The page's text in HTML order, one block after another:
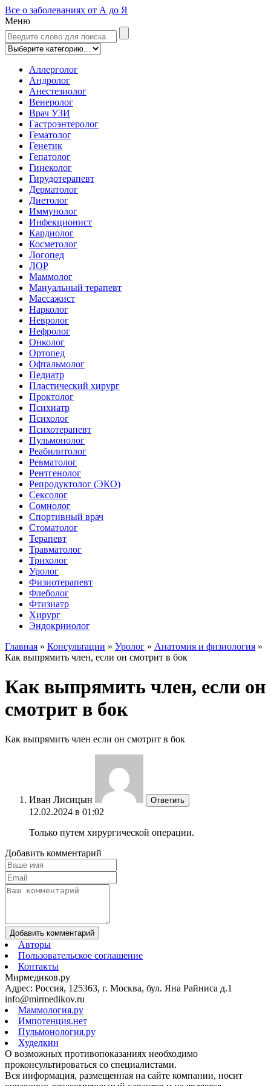
Все о заболеваниях от А до Я
Меню
Аллерголог
Андролог
Анестезиолог
Венеролог
Врач УЗИ
Гастроэнтеролог
Гематолог
Генетик
Гепатолог
Гинеколог
Гирудотерапевт
Дерматолог
Диетолог
Иммунолог
Инфекционист
Кардиолог
Косметолог
Логопед
ЛОР
Маммолог
Мануальный терапевт
Массажист
Нарколог
Невролог
Нефролог
Онколог
Ортопед
Офтальмолог
Педиатр
Пластический хирург
Проктолог
Психиатр
Психолог
Психотерапевт
Пульмонолог
Реабилитолог
Ревматолог
Рентгенолог
Репродуктолог (ЭКО)
Сексолог
Сомнолог
Спортивный врач
Стоматолог
Терапевт
Травматолог
Трихолог
Уролог
Физиотерапевт
Флеболог
Фтизиатр
Хирург
Эндокринолог
Главная » Консультации » Уролог » Анатомия и физиология »
Как выпрямить член, если он смотрит в бок
Как выпрямить член, если он
смотрит в бок
Как выпрямить член если он смотрит в бок
Иван Лисицын Ответить
12.02.2024 в 01:02
Только путем хирургической операции.
Добавить комментарий
Добавить комментарий
Авторы
Пользовательское соглашение
Контакты
Мирмедиков.ру
Адрес: Россия, 125363, г. Москва, бул. Яна Райниса д.1
info@mirmedikov.ru
Маммология.ру
Импотенция.нет
Пульмонология.ру
Худелкин
О возможных противопоказаниях необходимо
проконсультироваться со специалистами.
Вся информация, размещенная на сайте компании, носит